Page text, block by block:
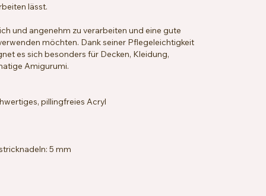
lässt.
und angenehm zu verarbeiten und eine gute
möchten. Dank seiner Pflegeleichtigkeit
es sich besonders für Decken, Kleidung,
Amigurumi.
pillingfreies Acryl
5 mm
hypoallergen, veganfreundlich
bei 40 °C, trocknergeeignet bei niedriger